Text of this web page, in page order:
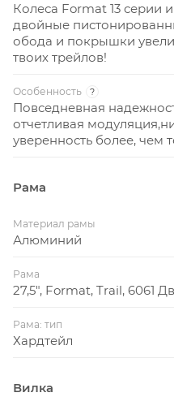
Колеса Format 13 серии
двойные
обода и покрышки
твоих трейлов!
Особенность ?
Повседневная
отчетливая
уверенность более, чем
Рама
Материал рамы
Алюминий
Рама
27,5", Format, Trail, 6061
Рама: тип
Хардтейл
Вилка